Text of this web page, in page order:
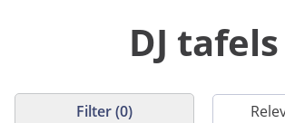
DJ tafels
Filter (0)